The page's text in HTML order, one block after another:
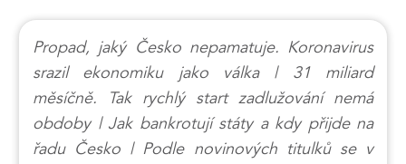
Propad, jaký Česko nepamatuje. Koronavirus
srazil ekonomiku jako válka | 31 miliard
měsíčně. Tak rychlý start zadlužování nemá
obdoby | Jak bankrotují státy a kdy přijde na
řadu Česko | Podle novinových titulků se v